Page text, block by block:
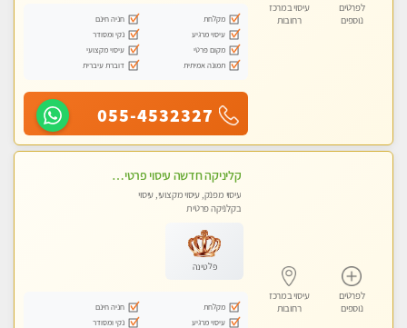
לפרטים
נוספים
עיסוי במרכז
רחובות
מקלחת
חניה חינם
עיסוי מרגיע
נקי ומסודר
מקום פרטי
עיסוי מקצועי
תמונה אמיתית
דוברת עיברית
055-4532327
לפרטים
נוספים
עיסוי במרכז
רחובות
קליניקה חדשה עיסוי פרטי ומיוחד על ידי מגע קסם איכותי
עיסוי מפנק, עיסוי מקצועי, עיסוי
בקלניקה פרטית
פלטינה
מקלחת
חניה חינם
עיסוי מרגיע
נקי ומסודר